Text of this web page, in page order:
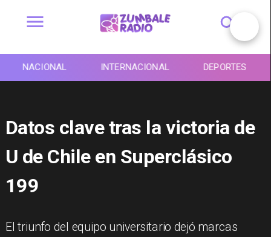
NACIONAL INTERNACIONAL DEPORTES
Datos clave tras la victoria de
U de Chile en Superclásico
199
El triunfo del equipo universitario dejó marcas